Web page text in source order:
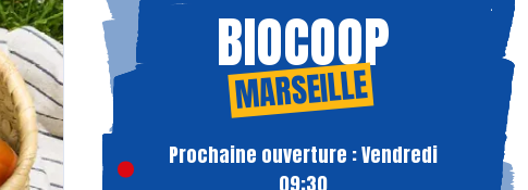
BIOCOOP
MARSEILLE
Prochaine ouverture : Vendredi
09:30